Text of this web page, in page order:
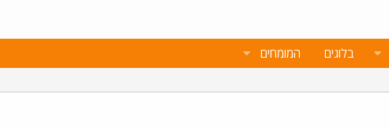
בלוגים המומחים